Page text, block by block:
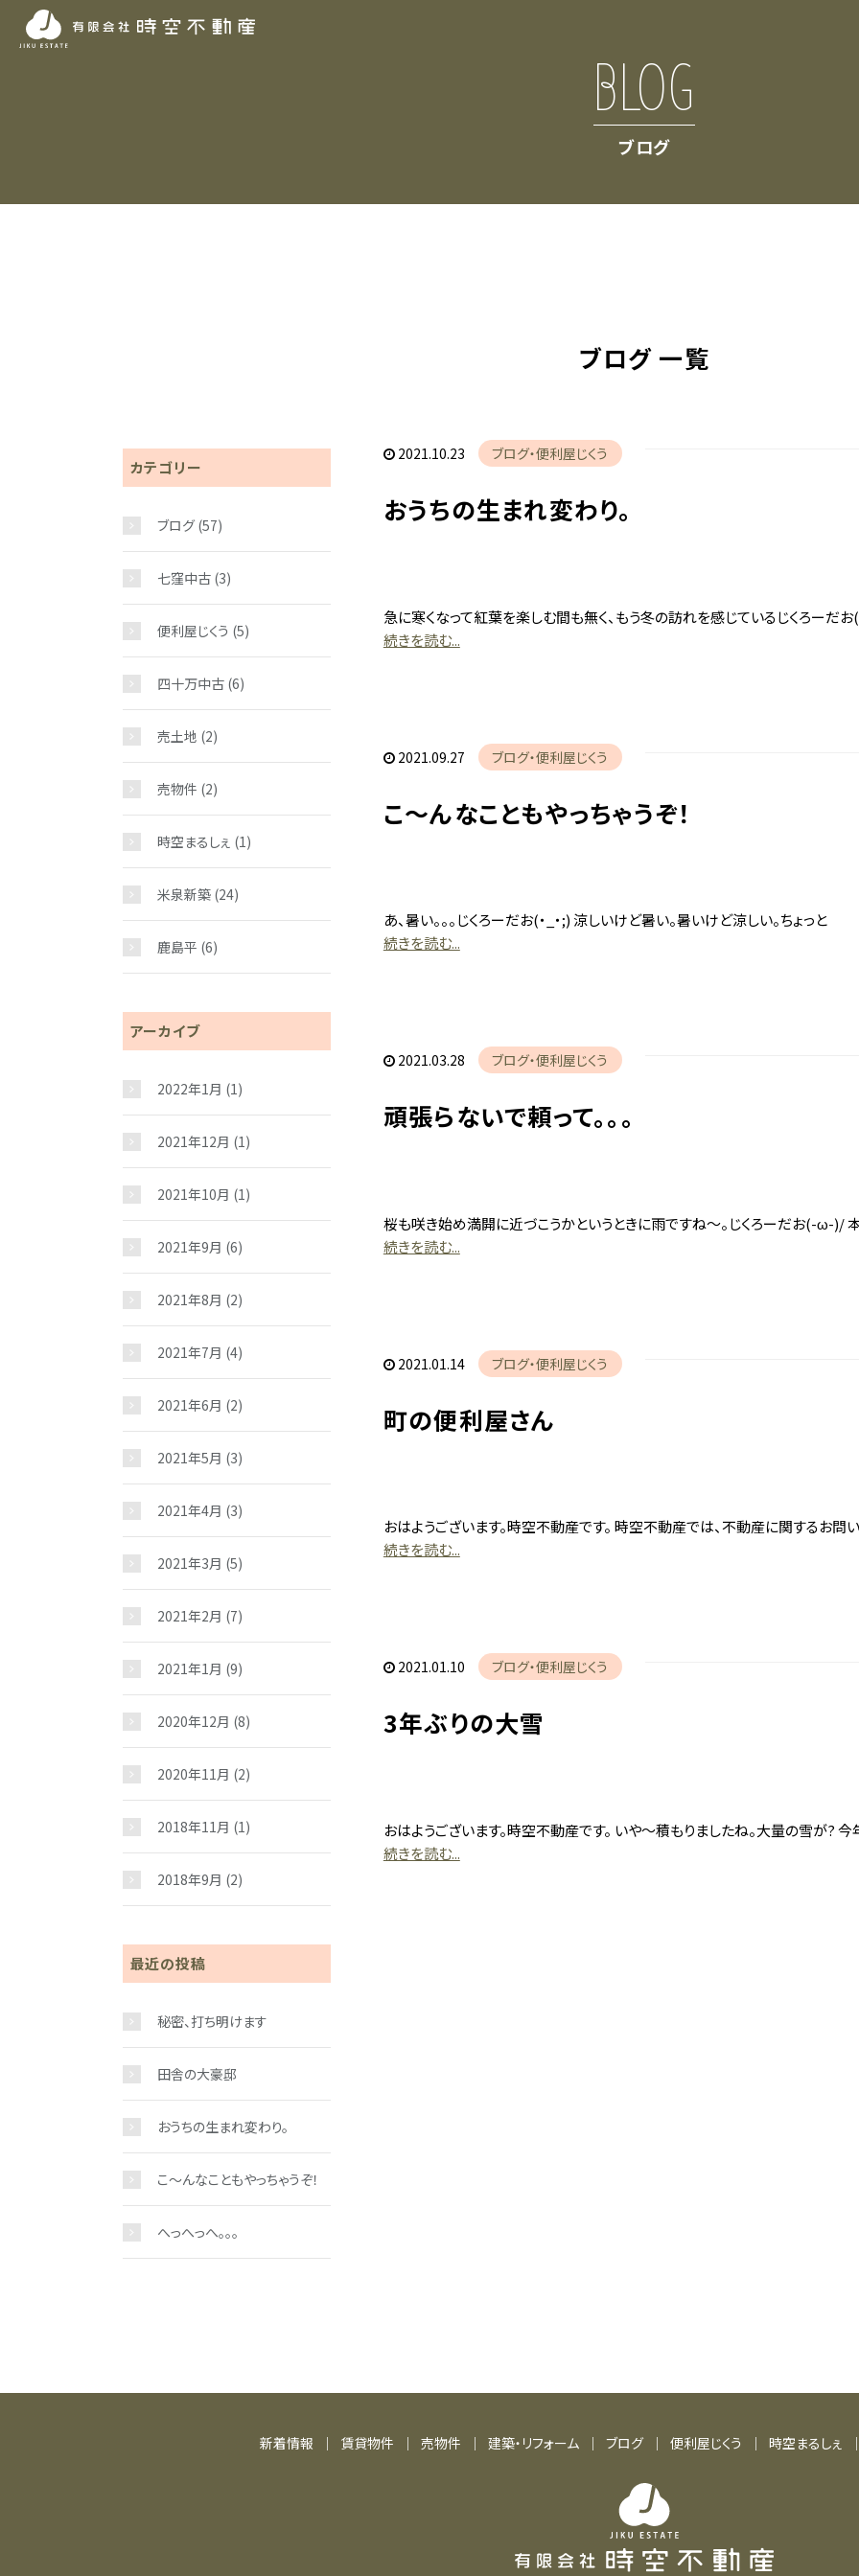
会社概要
BLOG
ブログ
ブログ 一覧
2021.10.23 ブログ 便利屋じくう
おうちの生まれ変わり。
急に寒くなって紅葉を楽しむ間も無く、もう冬の訪れを感じているじくろーだ
続きを読む...
2021.09.27 ブログ 便利屋じくう
こ～んなこともやっちゃうぞ！
あ、暑い。。。じくろーだお(・_・;) 涼しいけど暑い。暑いけど涼しい。ちょっと
続きを読む...
2021.03.28 ブログ 便利屋じくう
頑張らないで頼って。。。
桜も咲き始め満開に近づこうかというときに雨ですね～。じくろーだお(-ω-)/
続きを読む...
2021.01.14 ブログ 便利屋じくう
町の便利屋さん
おはようございます。時空不動産です。 時空不動産では、不動産に関するお問
続きを読む...
2021.01.10 ブログ 便利屋じくう
3年ぶりの大雪
おはようございます。時空不動産です。 いや～積もりましたね。大量の雪が? 今
続きを読む...
カテゴリー
ブログ(57)
七窪中古(3)
便利屋じくう (5)
四十万中古(6)
売土地 (2)
売物件 (2)
時空まるしぇ (1)
米泉新築(24)
鹿島平 (6)
アーカイブ
2022年1月 (1)
2021年12月 (1)
2021年10月 (1)
2021年9月 (6)
2021年8月 (2)
2021年7月 (4)
2021年6月 (2)
2021年5月 (3)
2021年4月 (3)
2021年3月 (5)
2021年2月 (7)
2021年1月 (9)
2020年12月 (8)
2020年11月 (2)
2018年11月 (1)
2018年9月 (2)
最近の投稿
秘密、打ち明けます
田舎の大豪邸
おうちの生まれ変わり。
こ～んなこともやっちゃうぞ！
へっへっへ。。。
新着情報 賃貸物件 売物件 建築・リフォーム ブログ 便利屋じくう 時空まるしぇ